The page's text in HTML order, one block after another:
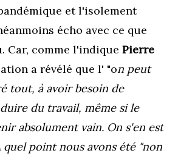
et l'isolement
écho avec ce que
Car, comme l'indique Pierre
a révélé que l' "on peut
tout, à avoir besoin de
du travail, même si le
absolument vain. On s'en est
point nous avons été "non